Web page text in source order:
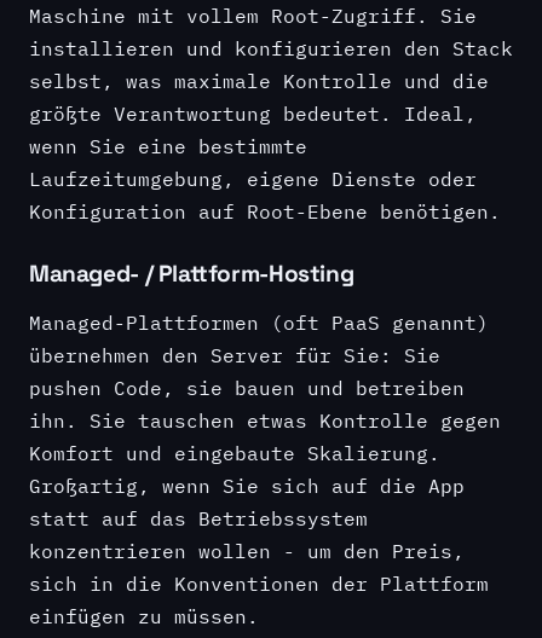
Maschine mit vollem Root-Zugriff. Sie
installieren und konfigurieren den Stack
selbst, was maximale Kontrolle und die
größte Verantwortung bedeutet. Ideal,
wenn Sie eine bestimmte
Laufzeitumgebung, eigene Dienste oder
Konfiguration auf Root-Ebene benötigen.
Managed- / Plattform-Hosting
Managed-Plattformen (oft PaaS genannt)
übernehmen den Server für Sie: Sie
pushen Code, sie bauen und betreiben
ihn. Sie tauschen etwas Kontrolle gegen
Komfort und eingebaute Skalierung.
Großartig, wenn Sie sich auf die App
statt auf das Betriebssystem
konzentrieren wollen - um den Preis,
sich in die Konventionen der Plattform
einfügen zu müssen.